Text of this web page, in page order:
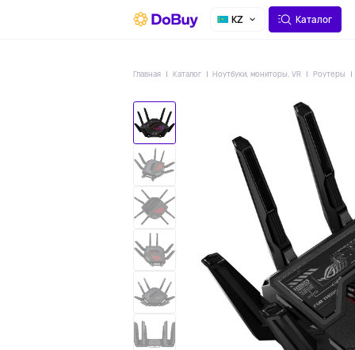
KZ Каталог
Главная Каталог Ноутбуки, мониторы, VR Роутеры